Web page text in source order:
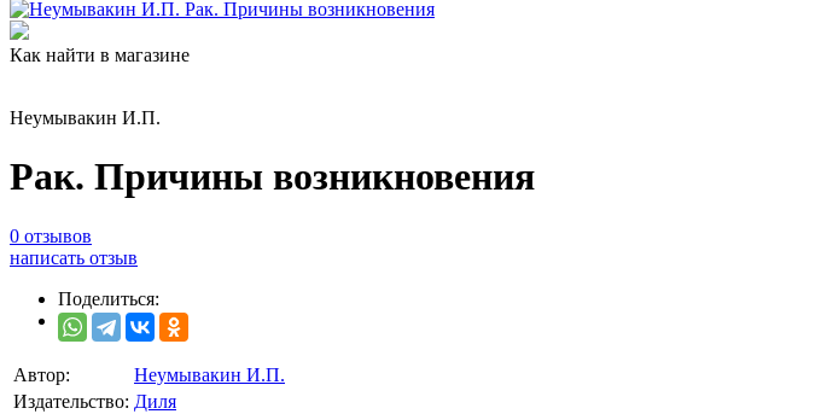
Как найти в магазине
Неумывакин И.П.
Рак. Причины возникновения
0 отзывов
написать отзыв
Поделиться:
Автор:
Неумывакин И.П.
Издательство: Диля